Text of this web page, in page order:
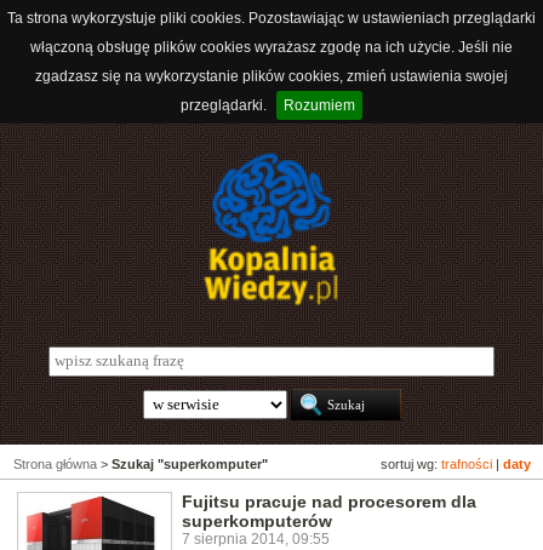
Ta strona wykorzystuje pliki cookies. Pozostawiając w ustawieniach przeglądarki
włączoną obsługę plików cookies wyrażasz zgodę na ich użycie. Jeśli nie
zgadzasz się na wykorzystanie plików cookies, zmień ustawienia swojej
przeglądarki.
Rozumiem
sortuj wg: trafności daty
Strona główna > Szukaj "superkomputer"
Fujitsu pracuje nad procesorem dla
superkomputerów
7 sierpnia 2014, 09:55